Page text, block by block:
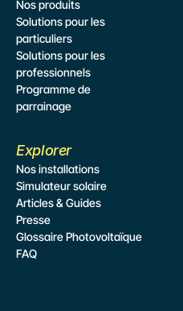
Nos produits
Solutions pour les
particuliers
Solutions pour les
professionnels
Programme de
parrainage
Explorer
Nos installations
Simulateur solaire
Articles & Guides
Presse
Glossaire Photovoltaïque
FAQ